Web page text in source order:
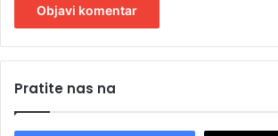
tPratite nas na